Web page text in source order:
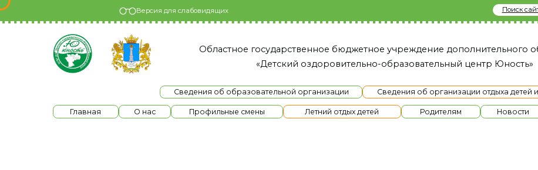
Версия для слабовидящих
Областное государственное бюджетное учреждение дополнительного образования
«Детский оздоровительно-образовательный це нтр Юность»
Профильные смены Летний отдых детей Родителям Новости Медиа